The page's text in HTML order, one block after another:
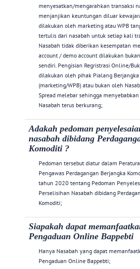
menyesatkan/mengarahkan transaksi
menjanjikan keuntungan diluar
dilakukan oleh marketing atau WPB
tertulis dari nasabah untuk setiap kali
Nasabah tidak diberikan kesempatan
account / demo account dilakukan
sendiri. Pengisian Regristrasi Online/
dilakukan oleh pihak Pialang Berjangka
(marketing/WPB) atau bukan oleh
Spread melebar sehingga
Nasabah terus berkurang;
Adakah pedoman
nasabah dibidang
Komoditi ?
Pedoman tersebut diatur dalam
Pengawas Perdagangan Berjangka
tahun 2020 tentang Pedoman
Perselisihan Nasabah dibidang
Komoditi;
Siapakah dapat
Pengaduan Online Bappebti
Hanya Nasabah yang dapat
Pengaduan Online Bappebti;